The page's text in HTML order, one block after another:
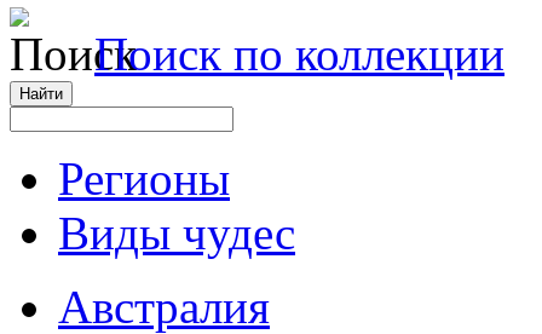
Поиск по коллекции
Регионы
Виды чудес
Австралия